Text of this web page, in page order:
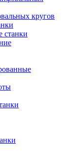
кругов
станки